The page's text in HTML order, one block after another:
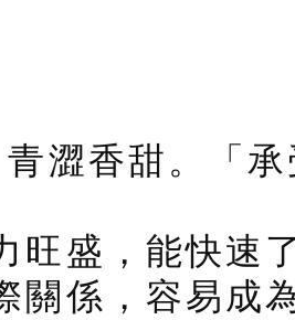
澀香甜。「
旺盛，能快速
關係，容易成